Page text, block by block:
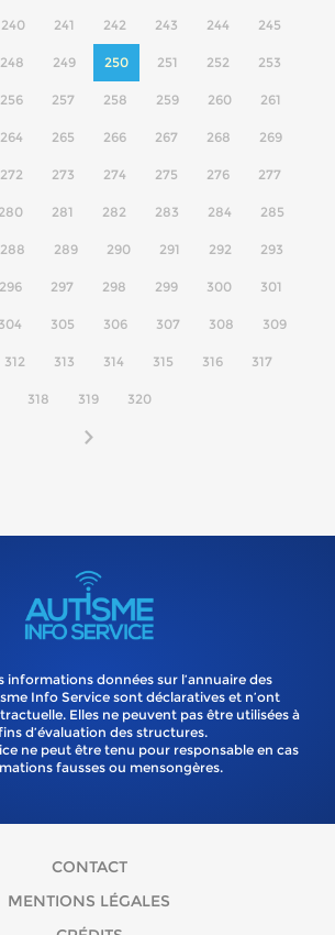
240 241 242 243 244 245
248 249 250 251 252 253
256 257 258 259 260 261
264 265 266 267 268 269
272 273 274 275 276 277
280 281 282 283 284 285
288 289 290 291 292 293
296 297 298 299 300 301
304 305 306 307 308 309
312 313 314 315 316 317
318 319 320
informations données sur l’annuaire des
Info Service sont déclaratives et n’ont
Elles ne peuvent pas être utilisées à
d’évaluation des structures.
ne peut être tenu pour responsable en cas
fausses ou mensongères.
CONTACT
MENTIONS LÉGALES